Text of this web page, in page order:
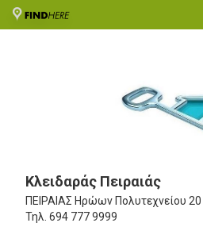
Κλειδαράς Πειραιάς
ΠΕΙΡΑΙΑΣ Ηρώων Πολυτεχνείου 20
Τηλ. 694 777 9999